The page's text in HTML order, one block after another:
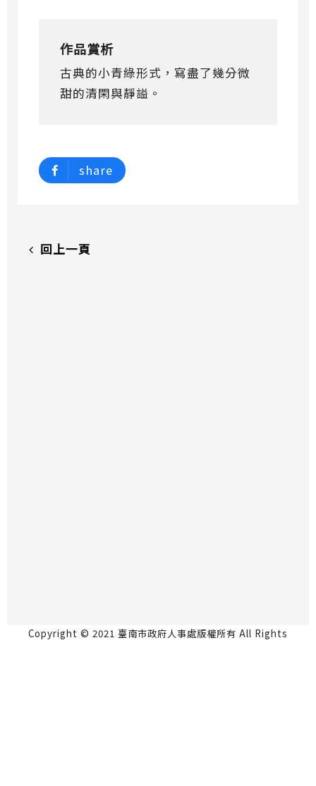
作品賞析
古典的小青綠形式，寫盡了幾分微
甜的清閑與靜謚。
share
回上一頁
Copyright © 2021 臺南市政府人事處版權所有 All Rights